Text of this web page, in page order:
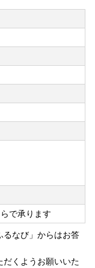
で承ります
るなび」からはお答
だくようお願いいた